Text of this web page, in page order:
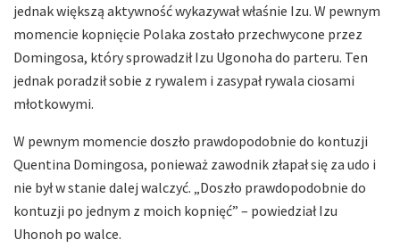
jednak większą aktywność wykazywał właśnie Izu. W pewnym
momencie kopnięcie Polaka zostało przechwycone przez
Domingosa, który sprowadził Izu Ugonoha do parteru. Ten
jednak poradził sobie z rywalem i zasypał rywala ciosami
młotkowymi.
W pewnym momencie doszło prawdopodobnie do kontuzji
Quentina Domingosa, ponieważ zawodnik złapał się za udo i
nie był w stanie dalej walczyć. „Doszło prawdopodobnie do
kontuzji po jednym z moich kopnięć” – powiedział Izu
Uhonoh po walce.